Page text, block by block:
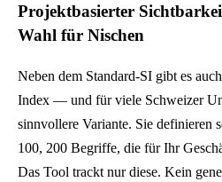
T
R
Projektbasierter
Wahl für Nischen
Neben dem Standard-SI gibt es
Index — und für viele Schweizer
sinnvollere Variante. Sie definieren
100, 200 Begriffe, die für Ihr
Das Tool trackt nur diese. Kein